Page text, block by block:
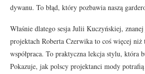
dywanu. To błąd, który pozbawia naszą
Właśnie dlatego sesja Julii Kuczyńskiej,
projektach Roberta Czerwika to coś więcej
współpraca. To praktyczna lekcja stylu, która
Pokazuje, jak polscy projektanci mody potrafią